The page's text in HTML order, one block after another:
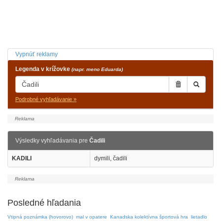
Vypnúť reklamy
Legenda v krížovke (napr. meno Eduarda)
Podrobné vyhľadávanie »
Výsledky vyhľadávania pre Čadili
KADILI dymili, čadili
Posledné hľadania
Vtipná poznámka (hovorovo) mal v opatere Kanadska kolektívna športová hra lietadlo